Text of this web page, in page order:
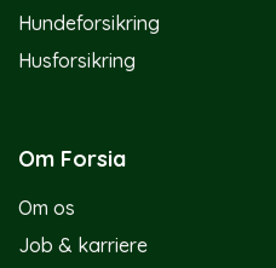
Hundeforsikring
Husforsikring
Om Forsia
Om os
Job & karriere